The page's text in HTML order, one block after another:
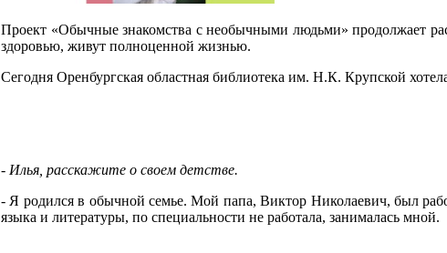
Проект «Обычные знакомства с необычными людьми» продолжает
здоровью, живут полноценной жизнью.
Сегодня Оренбургская областная библиотека им. Н.К. Крупской
- Илья, расскажите о своем детстве.
- Я родился в обычной семье. Мой папа, Виктор Николаевич, был
языка и литературы, по специальности не работала, занималась мной.